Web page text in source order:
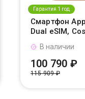
Гарантия 1 год
Смартфон
Dual eSIM,
В наличии
100 790 ₽
115 909 ₽